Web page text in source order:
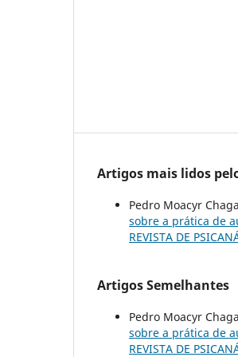
Artigos mais lidos
Pedro Moacyr
sobre a prática de
REVISTA DE
Artigos Semelhantes
Pedro Moacyr
sobre a prática de
REVISTA DE